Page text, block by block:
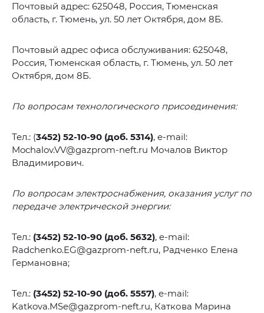
Почтовый адрес: 625048, Россия, Тюменская
область, г. Тюмень, ул. 50 лет Октября, дом 8Б.
Почтовый адрес офиса обслуживания: 625048,
Россия, Тюменская область, г. Тюмень, ул. 50 лет
Октября, дом 8Б.
По вопросам технологического присоединения:
Тел.: (3452) 52-10-90 (доб. 5314), e-mail:
Mochalov.VV@gazprom-neft.ru Мочалов Виктор
Владимирович.
По вопросам электроснабжения, оказания услуг по
передаче электрической энергии:
Тел.: (3452) 52-10-90 (доб. 5632), e-mail:
Radchenko.EG@gazprom-neft.ru, Радченко Елена
Германовна;
Тел.: (3452) 52-10-90 (доб. 5557), e-mail:
Katkova.MSe@gazprom-neft.ru, Каткова Марина